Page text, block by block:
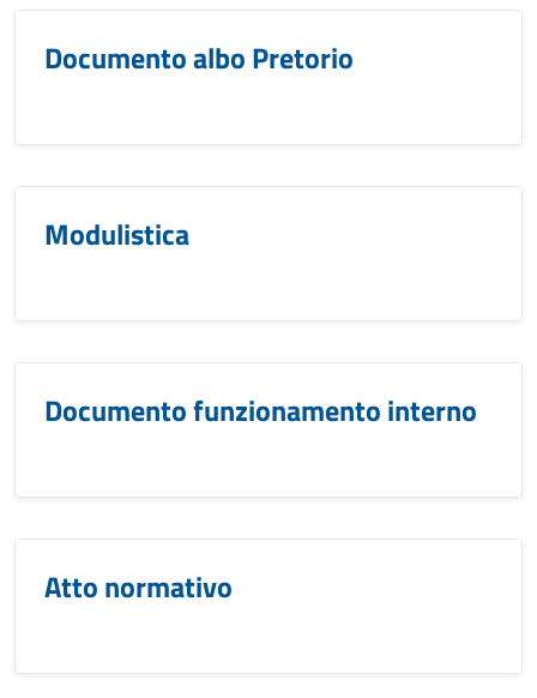
Documento albo Pretorio
Modulistica
Documento funzionamento interno
Atto normativo